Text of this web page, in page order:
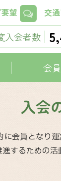
望 交
入会者数
会
入会
会員となり
するための